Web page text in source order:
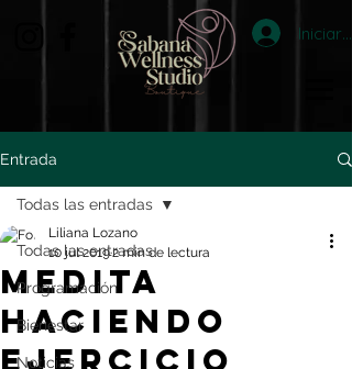
Iniciar
Entrada
Todas las entradas
Programación
Bienestar
Noticias
Todas las entradas
MEDITA
HACIENDO
EJERCICIO
Liliana Lozano
10 jul 20192 min de lectura